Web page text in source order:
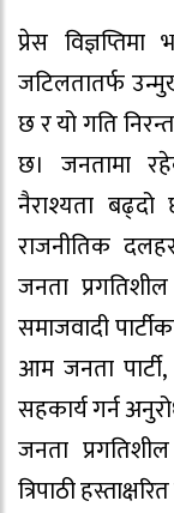
प्रेस
जटिलतातर्फ
छ र यो गति
छ। जनतामा
नैराश्यता
राजनीतिक
जनता
समाजवादी
आम जनता पार्टी,
सहकार्य गर्न
जनता
त्रिपाठी